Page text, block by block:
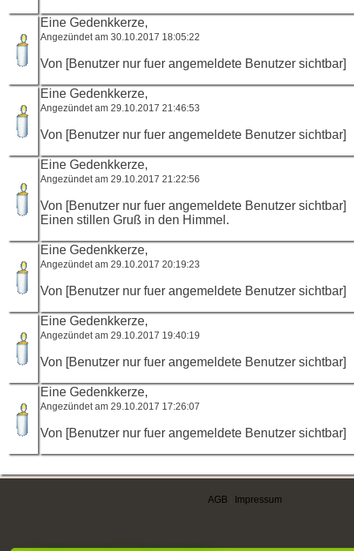
Eine Gedenkkerze,
Angezündet am 30.10.2017 18:05:22
Von [Benutzer nur fuer angemeldete Benutzer sichtbar]
Eine Gedenkkerze,
Angezündet am 29.10.2017 21:46:53
Von [Benutzer nur fuer angemeldete Benutzer sichtbar]
Eine Gedenkkerze,
Angezündet am 29.10.2017 21:22:56
Von [Benutzer nur fuer angemeldete Benutzer sichtbar]
Einen stillen Gruß in den Himmel.
Eine Gedenkkerze,
Angezündet am 29.10.2017 20:19:23
Von [Benutzer nur fuer angemeldete Benutzer sichtbar]
Eine Gedenkkerze,
Angezündet am 29.10.2017 19:40:19
Von [Benutzer nur fuer angemeldete Benutzer sichtbar]
Eine Gedenkkerze,
Angezündet am 29.10.2017 17:26:07
Von [Benutzer nur fuer angemeldete Benutzer sichtbar]
AGB Impressum